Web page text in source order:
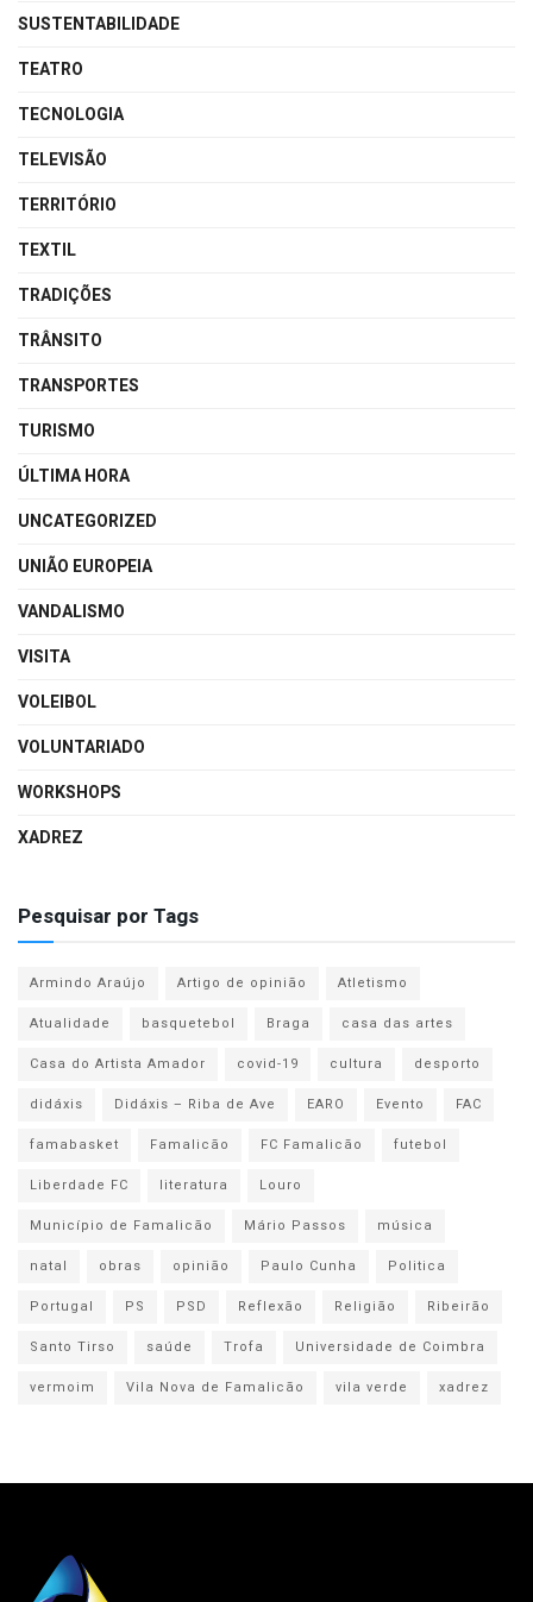
SUSTENTABILIDADE
TEATRO
TECNOLOGIA
TELEVISÃO
TERRITÓRIO
TEXTIL
TRADIÇÕES
TRÂNSITO
TRANSPORTES
TURISMO
ÚLTIMA HORA
UNCATEGORIZED
UNIÃO EUROPEIA
VANDALISMO
VISITA
VOLEIBOL
VOLUNTARIADO
WORKSHOPS
XADREZ
Pesquisar por Tags
Armindo Araújo Artigo de opinião
Atletismo
Atualidade
basquetebol Braga
casa das artes
Casa do Artista Amador
covid-19 cultura
desporto
didáxis
Didáxis – Riba de Ave EARO Evento
FAC
famabasket
Famalicão FC Famalicão
futebol
Liberdade FC
literatura
Louro
Município de Famalicão
Mário Passos
música
natal
obras opinião Paulo Cunha
Politica
Portugal
PS PSD Reflexão Religião
Ribeirão
Santo Tirso
saúde Trofa
Universidade de Coimbra
vermoim
Vila Nova de Famalicão vila verde xadrez